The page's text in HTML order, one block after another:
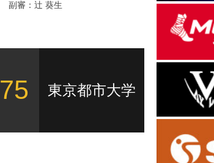
副審：辻 葵生
75 東京都市大学